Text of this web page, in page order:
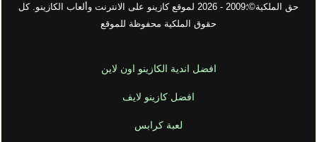
حق الملكية©؛2009 - 2026 لموقع كازينو على الانترنت وألعاب الكازينو. كل
حقوق الملكية محفوظة للموقع
افضل اندية الكازينو اون لاين
افضل كازينو لايف
لعبة كرابس